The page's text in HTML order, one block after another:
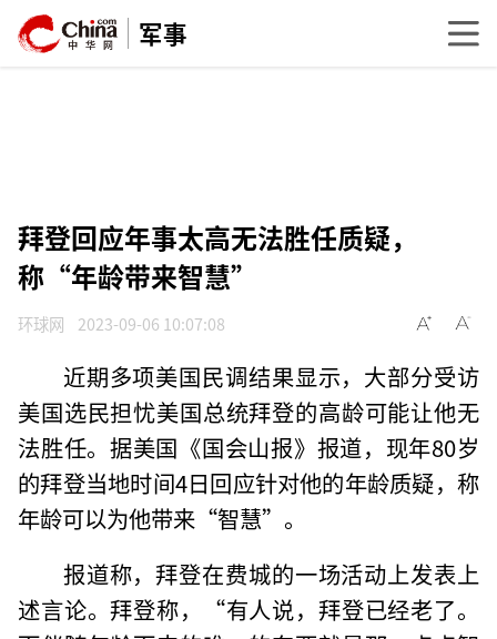
军事
拜登回应年事太高无法胜任质疑，
称“年龄带来智慧”
环球网 2023-09-06 10:07:08
近期多项美国民调结果显示，大部分受访
美国选民担忧美国总统拜登的高龄可能让他无
法胜任。据美国《国会山报》报道，现年80岁
的拜登当地时间4日回应针对他的年龄质疑，称
年龄可以为他带来“智慧”。
报道称，拜登在费城的一场活动上发表上
述言论。拜登称，“有人说，拜登已经老了。